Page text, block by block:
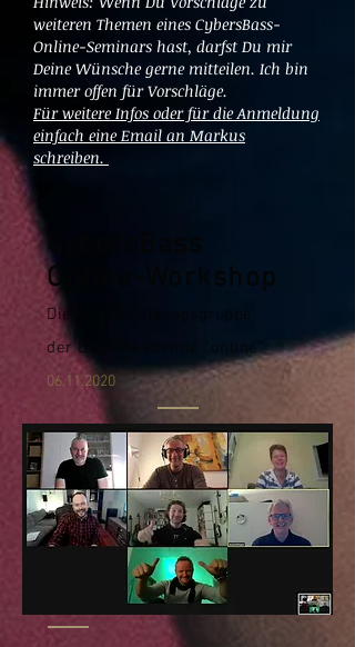
weiteren Themen eines CybersBass-
Online-Seminars hast, darfst Du mir
Deine Wünsche gerne mitteilen. Ich bin
immer offen für Vorschläge.
Für weitere Infos oder für die Anmeldung
einfach eine Email an Markus
schreiben.
CybersBass
Online-Workshop
Die 11. Ausbildungsgruppe
der Bass-Akademie "online"
06.11.2020